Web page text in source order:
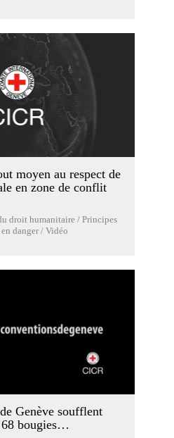
moyen au respect de
en zone de conflit
droit humanitaire / Principes
danger / Vidéo
Genève soufflent
68 bougies…